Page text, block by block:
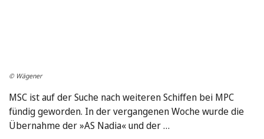
© Wägener
MSC ist auf der Suche nach weiteren Schiffen bei MPC
fündig geworden. In der vergangenen Woche wurde die
Übernahme der »AS Nadia« und der …